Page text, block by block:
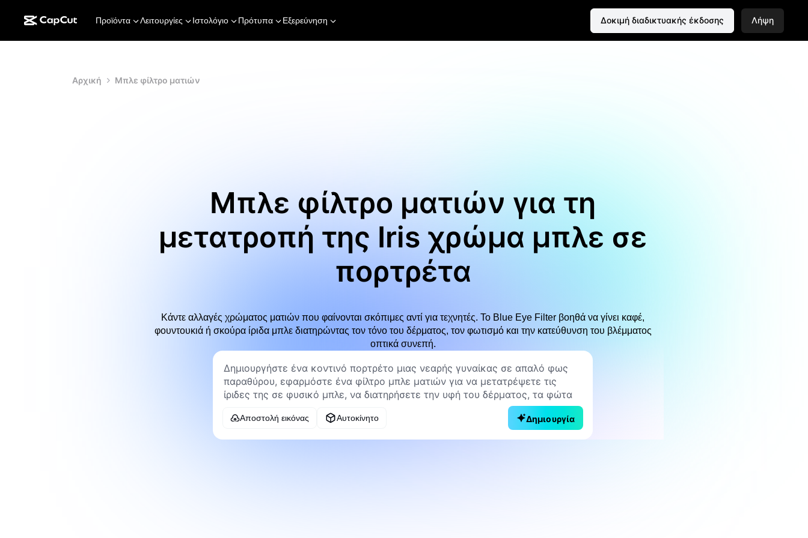
Προϊόντα Λειτουργίες Ιστολόγιο Πρότυπα Εξερεύνηση Δοκιμή διαδικτυακής έκδοσης Λήψη
Αρχική Μπλε φίλτρο ματιών
Μπλε φίλτρο ματιών για τη
μετατροπή της Iris χρώμα μπλε σε
πορτρέτα
Κάντε αλλαγές χρώματος ματιών που φαίνονται σκόπιμες αντί για τεχνητές. Το Blue Eye Filter βοηθά να γίνει καφέ,
φουντουκιά ή σκούρα ίριδα μπλε διατηρώντας τον τόνο του δέρματος, τον φωτισμό και την κατεύθυνση του βλέμματος
οπτικά συνεπή.
Αποστολή εικόνας Αυτοκίνητο Δημιουργία